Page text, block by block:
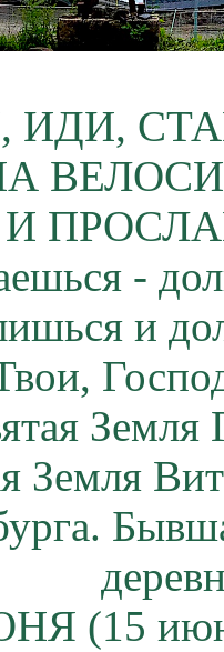
ИДИ,
И
-
и
Земля
(15